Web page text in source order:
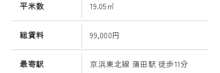
平米数 19.05㎡
総賃料 99,000円
最寄駅 京浜東北線 蒲田駅 徒歩11分